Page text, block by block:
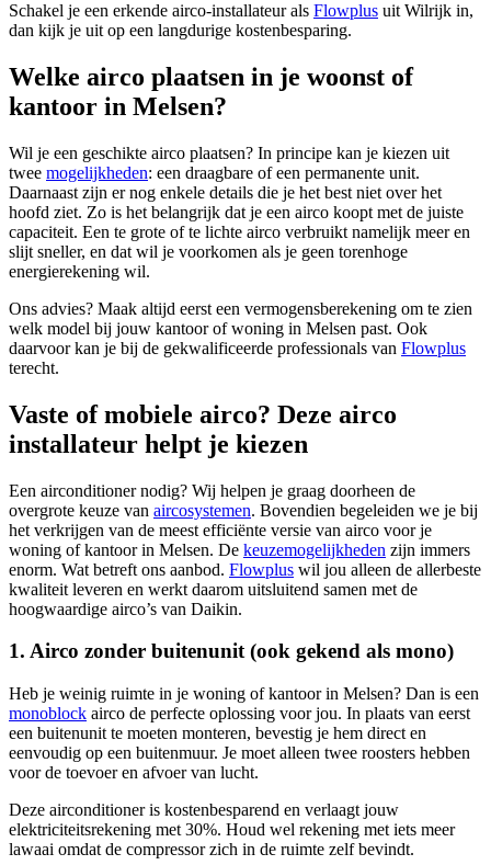
Schakel je een erkende airco-installateur als Flowplus uit Wilrijk in,
dan kijk je uit op een langdurige kostenbesparing.
Welke airco plaatsen in je woonst of
kantoor in Melsen?
Wil je een geschikte airco plaatsen? In principe kan je kiezen uit
twee mogelijkheden: een draagbare of een permanente unit.
Daarnaast zijn er nog enkele details die je het best niet over het
hoofd ziet. Zo is het belangrijk dat je een airco koopt met de juiste
capaciteit. Een te grote of te lichte airco verbruikt namelijk meer en
slijt sneller, en dat wil je voorkomen als je geen torenhoge
energierekening wil.
Ons advies? Maak altijd eerst een vermogensberekening om te zien
welk model bij jouw kantoor of woning in Melsen past. Ook
daarvoor kan je bij de gekwalificeerde professionals van Flowplus
terecht.
Vaste of mobiele airco? Deze airco
installateur helpt je kiezen
Een airconditioner nodig? Wij helpen je graag doorheen de
overgrote keuze van aircosystemen. Bovendien begeleiden we je bij
het verkrijgen van de meest efficiënte versie van airco voor je
woning of kantoor in Melsen. De keuzemogelijkheden zijn immers
enorm. Wat betreft ons aanbod. Flowplus wil jou alleen de allerbeste
kwaliteit leveren en werkt daarom uitsluitend samen met de
hoogwaardige airco’s van Daikin.
1. Airco zonder buitenunit (ook gekend als mono)
Heb je weinig ruimte in je woning of kantoor in Melsen? Dan is een
monoblock airco de perfecte oplossing voor jou. In plaats van eerst
een buitenunit te moeten monteren, bevestig je hem direct en
eenvoudig op een buitenmuur. Je moet alleen twee roosters hebben
voor de toevoer en afvoer van lucht.
Deze airconditioner is kostenbesparend en verlaagt jouw
elektriciteitsrekening met 30%. Houd wel rekening met iets meer
lawaai omdat de compressor zich in de ruimte zelf bevindt.